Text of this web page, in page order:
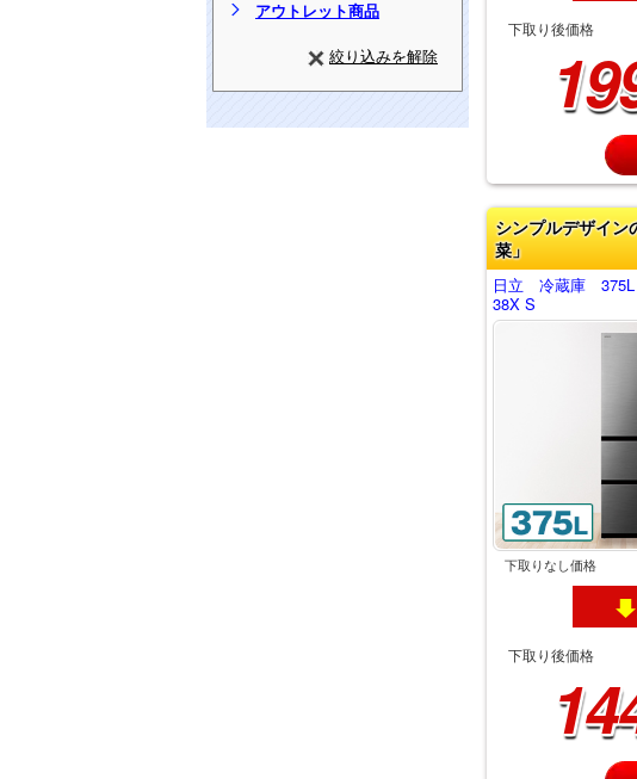
アウトレット商品
絞り込みを解除
下取り後価格
シンプルデザイン
菜」
日立 冷蔵庫
38X S
下取りなし価格
下取り後価格